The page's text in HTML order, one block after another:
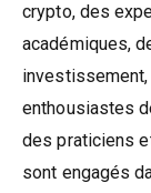
crypto, des
académiques,
enthousiastes
des praticiens
sont engagés